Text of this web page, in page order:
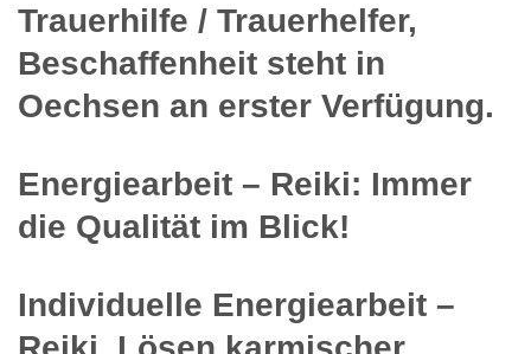
Trauerhilfe / Trauerhelfer,
Beschaffenheit steht in
Oechsen an erster Verfügung.
Energiearbeit – Reiki: Immer
die Qualität im Blick!
Individuelle Energiearbeit –